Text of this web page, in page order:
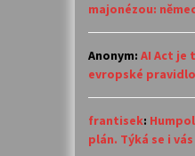
majonézou:
Anonym: AI Act je
evropské
frantisek:
plán. Týká se i